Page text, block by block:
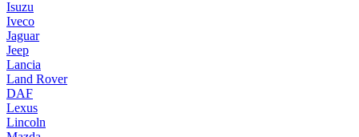
Isuzu
Iveco
Jaguar
Jeep
Lancia
Land Rover
DAF
Lexus
Lincoln